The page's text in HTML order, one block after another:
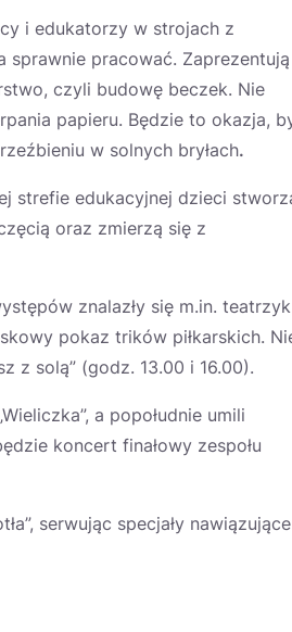
i edukatorzy w strojach z
sprawnie pracować. Zaprezentują
czyli budowę beczek. Nie
papieru. Będzie to okazja,
w solnych bryłach.
strefie edukacyjnej dzieci
oraz zmierzą się z
znalazły się m.in. teatrzyk
pokaz trików piłkarskich.
z solą” (godz. 13.00 i 16.00).
a popołudnie umili
koncert finałowy zespołu
serwując specjały nawiązujące